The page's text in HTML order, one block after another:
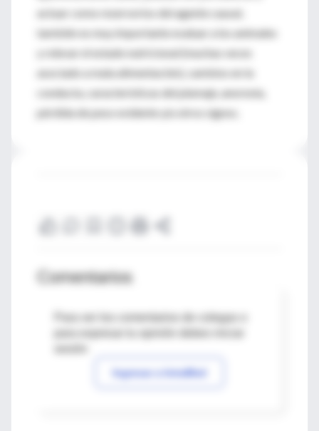
actuar como reservorios del agente causal,
también es muy importante evaluar a los animales
y relevar el estado nutricional (muchas veces
asociado a mala alimentación), cambios en la
conducta, características del plumaje, anorexia,
pérdida de peso evidente y/u otros signos.
Comentarios
Para ver los comentarios de colegas o
Ingresar a IntraMed